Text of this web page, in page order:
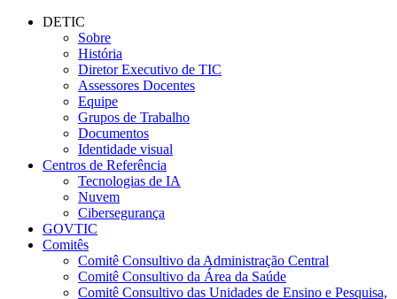
Conteúdo principal
DETIC
Sobre
História
Diretor Executivo de TIC
Assessores Docentes
Equipe
Grupos de Trabalho
Documentos
Identidade visual
Centros de Referência
Tecnologias de IA
Nuvem
Cibersegurança
GOVTIC
Comitês
Comitê Consultivo da Administração Central
Comitê Consultivo da Área da Saúde
Comitê Consultivo das Unidades de Ensino e Pesquisa,